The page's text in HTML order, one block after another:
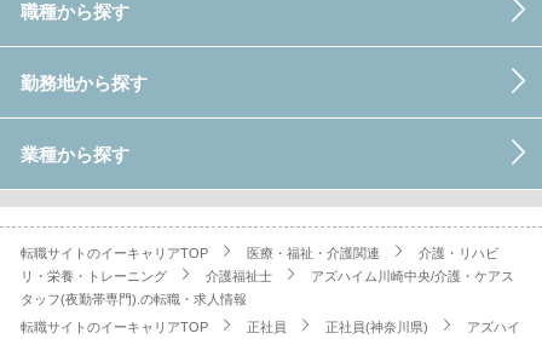
職種から探す
勤務地から探す
業種から探す
転職サイトのイーキャリアTOP 医療・福祉・介護関連
介護・リハビ
リ・栄養・トレーニング
介護福祉士
アズハイム川崎中央/介護・ケアス
タッフ(夜勤帯専門).の転職・求人情報
転職サイトのイーキャリアTOP
正社員 正社員(神奈川県)
アズハイ